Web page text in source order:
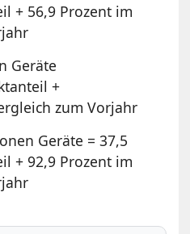
+ 56,9 Prozent im
Geräte
+
zum Vorjahr
Geräte = 37,5
+ 92,9 Prozent im